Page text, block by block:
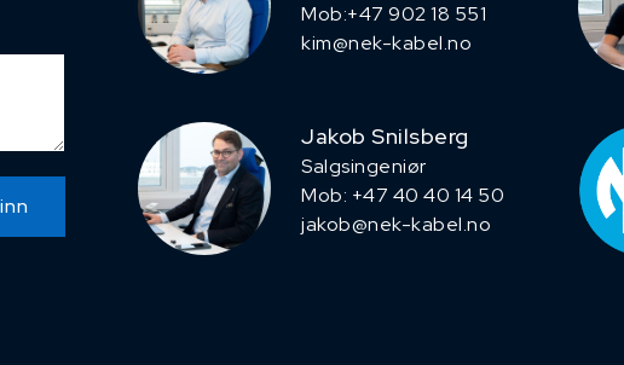
​Mob:+47 902 18 551
kim@nek-kabel.no
Jakob Snilsberg
​Salgsingeniør
Mob: +47 40 40 14 50
jakob@nek-kabel.no